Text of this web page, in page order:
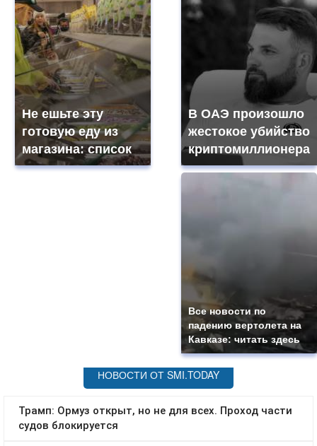
Не ешьте эту
готовую еду из
магазина: список
В ОАЭ произошло
жестокое убийство
криптомиллионера
Все новости по
падению вертолета на
Кавказе: читать здесь